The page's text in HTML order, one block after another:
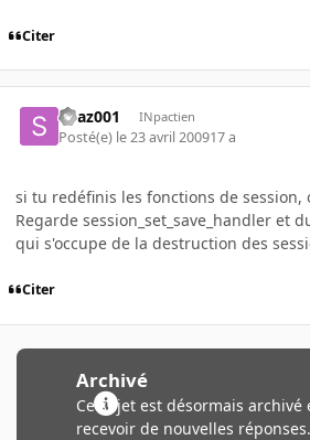
Citer
Spaz001 INpactien
Posté(e) le 23 avril 200917 a
si tu redéfinis les fonctions de session,
Regarde session_set_save_handler et
qui s'occupe de la destruction des
Citer
Archivé
Ce sujet est désormais
recevoir de nouvelles réponses.